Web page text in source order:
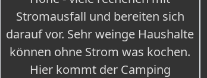
Stromausfall und bereiten sich
darauf vor. Sehr weinge Haushalte
können ohne Strom was kochen.
Hier kommt der Camping